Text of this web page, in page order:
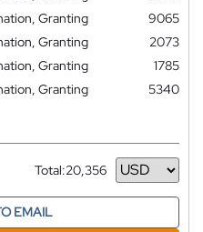
Granting
9065
Granting
2073
Granting
1785
Granting
5340
Total:20,356
Currency
EMAIL